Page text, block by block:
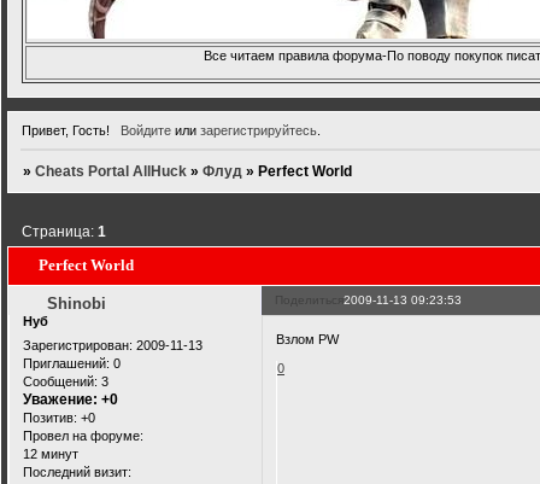
Все читаем правила форума-По поводу покупок
Привет, Гость! Войдитеили зарегистрируйтесь.
»Cheats Portal AllHuck »Флуд » Perfect World
Perfect World
Страница:1
Поделиться2009-11-13 09:23:53
Shinobi
Нуб
Зарегистрирован: 2009-11-13
Приглашений: 0
Сообщений: 3
Уважение: +0
Позитив: +0
Провел на форуме:
12 минут
Последний визит:
Взлом PW
0